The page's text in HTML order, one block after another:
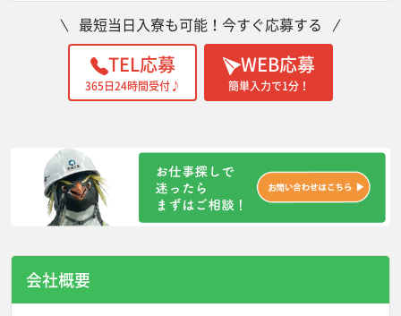
最短当日入寮も可能！今すぐ応募する
WEB応募
簡単入力で1分！
TEL応募
365日24時間受付♪
会社概要